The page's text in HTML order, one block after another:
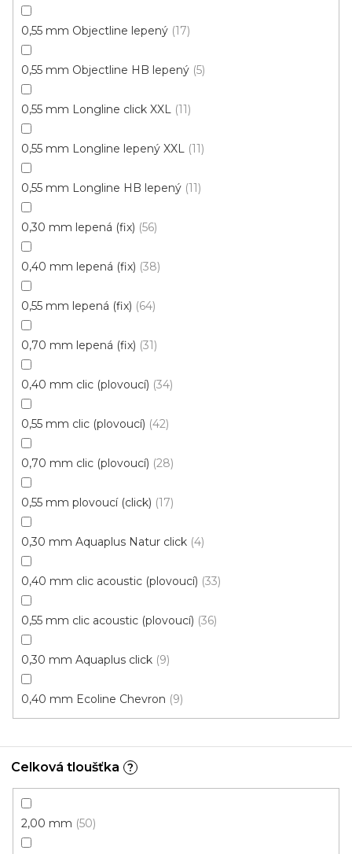
0,55 mm Objectline lepený 17
0,55 mm Objectline HB lepený 5
0,55 mm Longline click XXL 11
0,55 mm Longline lepený XXL 11
0,55 mm Longline HB lepený 11
0,30 mm lepená (fix) 56
0,40 mm lepená (fix) 38
0,55 mm lepená (fix) 64
0,70 mm lepená (fix) 31
0,40 mm clic (plovoucí) 34
0,55 mm clic (plovoucí) 42
0,70 mm clic (plovoucí) 28
0,55 mm plovoucí (click) 17
0,30 mm Aquaplus Natur click 4
0,40 mm clic acoustic (plovoucí) 33
0,55 mm clic acoustic (plovoucí) 36
0,30 mm Aquaplus click 9
0,40 mm Ecoline Chevron 9
Celková tloušťka ?
2,00 mm 50
Vinylová podlaha ECO 30 Traditional oak greige
459 Kč
Měrná
cena:
96,84 Kč / 1 m2
Fix 30 (lepená)
Skladem, ihned k odeslání
459 Kč / m2
Fix 30V (lepená)